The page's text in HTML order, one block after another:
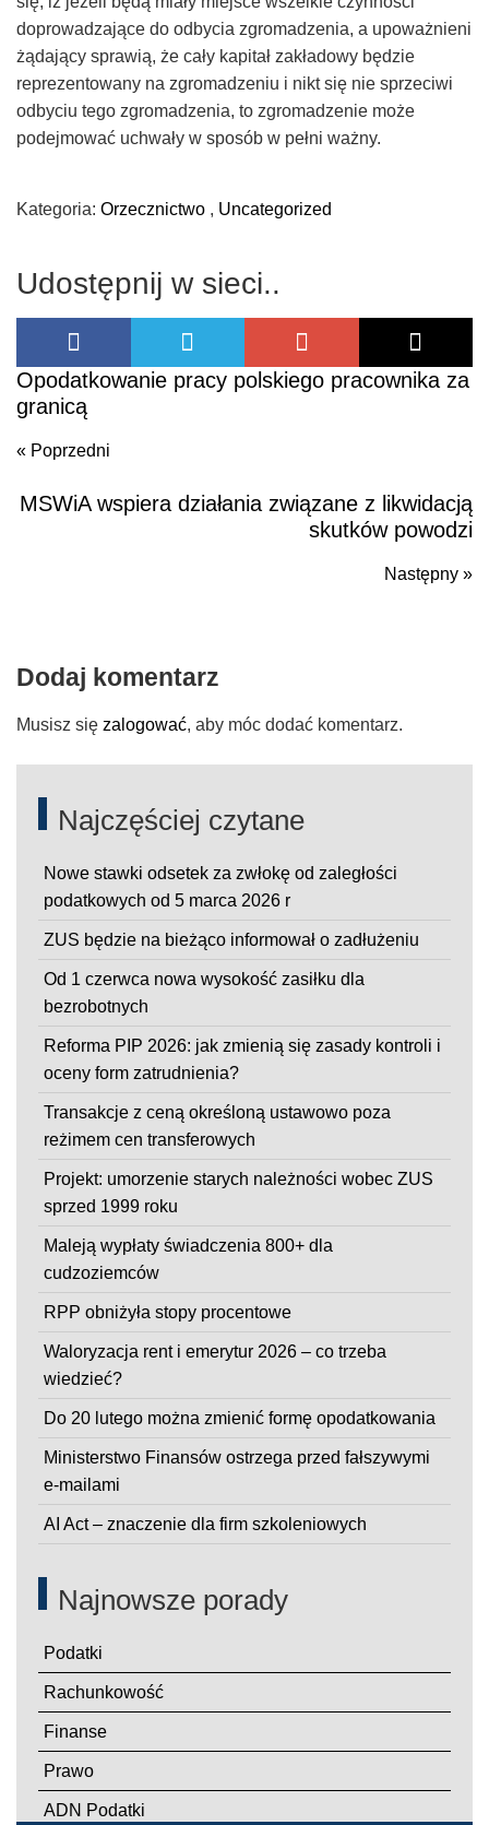
doprowadzające do odbycia zgromadzenia, a upoważnieni
żądający sprawią, że cały kapitał zakładowy będzie
reprezentowany na zgromadzeniu i nikt się nie sprzeciwi
odbyciu tego zgromadzenia, to zgromadzenie może
podejmować uchwały w sposób w pełni ważny.
Kategoria: Orzecznictwo , Uncategorized
Udostępnij w sieci..
Opodatkowanie pracy polskiego pracownika za
granicą
« Poprzedni
Poprzedni
MSWiA wspiera działania związane z likwidacją
skutków powodzi
Następny »
Dodaj komentarz
Musisz się zalogować, aby móc dodać komentarz.
Najczęściej czytane
Nowe stawki odsetek za zwłokę od zaległości
podatkowych od 5 marca 2026 r
ZUS będzie na bieżąco informował o zadłużeniu
Od 1 czerwca nowa wysokość zasiłku dla
bezrobotnych
Reforma PIP 2026: jak zmienią się zasady kontroli i
oceny form zatrudnienia?
Transakcje z ceną określoną ustawowo poza
reżimem cen transferowych
Projekt: umorzenie starych należności wobec ZUS
sprzed 1999 roku
Maleją wypłaty świadczenia 800+ dla
cudzoziemców
RPP obniżyła stopy procentowe
Waloryzacja rent i emerytur 2026 – co trzeba
wiedzieć?
Do 20 lutego można zmienić formę opodatkowania
Ministerstwo Finansów ostrzega przed fałszywymi
e-mailami
AI Act – znaczenie dla firm szkoleniowych
Najnowsze porady
Podatki
Rachunkowość
Finanse
Prawo
ADN Podatki